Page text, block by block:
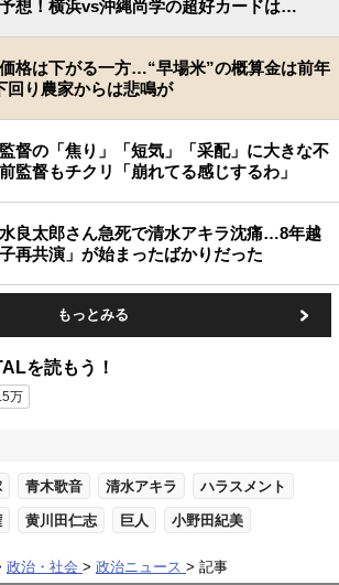
想！横浜vs沖縄尚学の超好カードは…
格は下がる一方…“早場米”の概算金は前年
回り農家からは悲鳴が
督の「焦り」「短気」「采配」に大きな不
監督もチクリ「崩れてる感じするわ」
良太郎さん急死で清水アキラ沈痛…8年越
再共演」が始まったばかりだった
もっとみる
を読もう！
万
青木歌音 清水アキラ ハラスメント
黄川田仁志 巨人 小野田紀美
政治・社会 政治ニュース 記事